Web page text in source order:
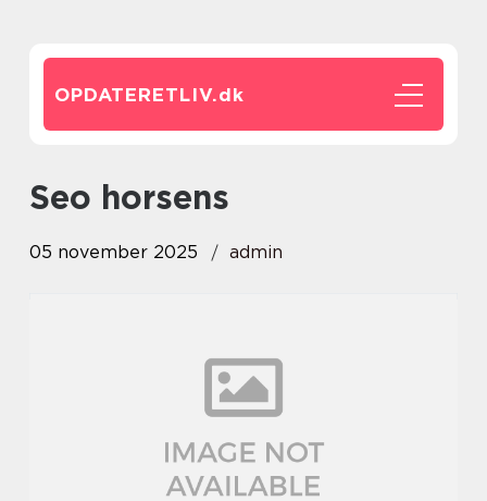
OPDATERETLIV.dk
seo horsens
05 november 2025 admin